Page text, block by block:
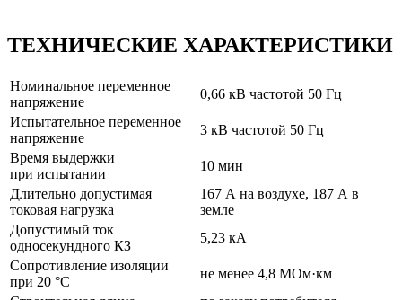
ТЕХНИЧЕСКИЕ ХАРАКТЕРИСТИКИ
Номинальное переменное
напряжение
0,66 кВ частотой 50 Гц
Испытательное переменное
напряжение
3 кВ частотой 50 Гц
Время выдержки
при испытании
10 мин
Длительно допустимая
токовая нагрузка
167 А на воздухе, 187 А в
земле
Допустимый ток
односекундного КЗ
5,23 кА
Сопротивление изоляции
при 20 °C
не менее 4,8 МОм·км